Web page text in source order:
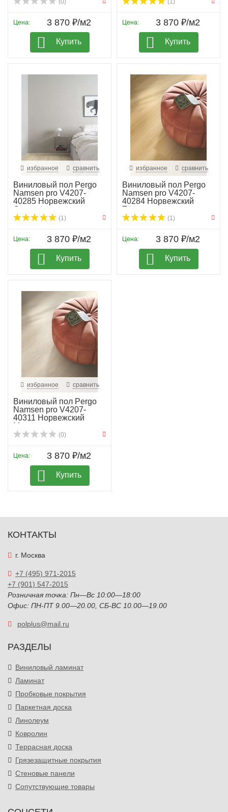
(0)
Цена: 3 870 ₽/м2
Купить
(1)
Цена: 3 870 ₽/м2
Купить
избранное сравнить
Виниловый пол Pergo
Namsen pro V4207-
40285 Норвежский
Све...
(1)
Цена: 3 870 ₽/м2
Купить
избранное сравнить
Виниловый пол Pergo
Namsen pro V4207-
40284 Норвежский
Тёп...
(1)
Цена: 3 870 ₽/м2
Купить
избранное сравнить
Виниловый пол Pergo
Namsen pro V4207-
40311 Норвежский
Мел...
(0)
Цена: 3 870 ₽/м2
Купить
КОНТАКТЫ
г. Москва
+7 (495) 971-2015
+7 (901) 547-2015
Розничная точка: Пн—Вс 10:00—18:00
Офис: ПН-ПТ 9.00—20.00, СБ-ВС 10.00—19.00
polplus@mail.ru
РАЗДЕЛЫ
Виниловый ламинат
Ламинат
Пробковые покрытия
Паркетная доска
Линолеум
Ковролин
Террасная доска
Грязезащитные покрытия
Стеновые панели
Сопутствующие товары